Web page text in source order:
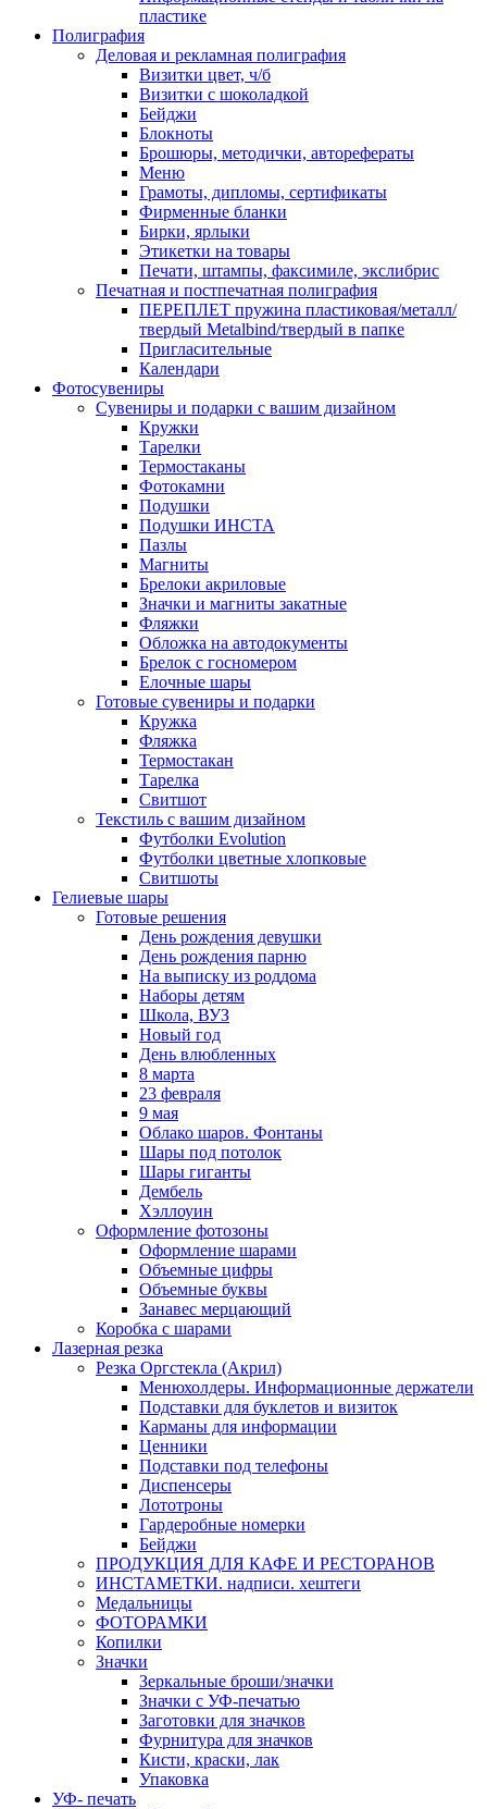
пластике
Полиграфия
Деловая и рекламная полиграфия
Визитки цвет, ч/б
Визитки с шоколадкой
Бейджи
Блокноты
Брошюры, методички, авторефераты
Меню
Грамоты, дипломы, сертификаты
Фирменные бланки
Бирки, ярлыки
Этикетки на товары
Печати, штампы, факсимиле, экслибрис
Печатная и постпечатная полиграфия
ПЕРЕПЛЕТ пружина пластиковая/металл/
твердый Metalbind/твердый в папке
Пригласительные
Календари
Фотосувениры
Сувениры и подарки с вашим дизайном
Кружки
Тарелки
Термостаканы
Фотокамни
Подушки
Подушки ИНСТА
Пазлы
Магниты
Брелоки акриловые
Значки и магниты закатные
Фляжки
Обложка на автодокументы
Брелок с госномером
Елочные шары
Готовые сувениры и подарки
Кружка
Фляжка
Термостакан
Тарелка
Свитшот
Текстиль с вашим дизайном
Футболки Evolution
Футболки цветные хлопковые
Свитшоты
Гелиевые шары
Готовые решения
День рождения девушки
День рождения парню
На выписку из роддома
Наборы детям
Школа, ВУЗ
Новый год
День влюбленных
8 марта
23 февраля
9 мая
Облако шаров. Фонтаны
Шары под потолок
Шары гиганты
Дембель
Хэллоуин
Оформление фотозоны
Оформление шарами
Объемные цифры
Объемные буквы
Занавес мерцающий
Коробка с шарами
Лазерная резка
Резка Оргстекла (Акрил)
Менюхолдеры. Информационные держатели
Подставки для буклетов и визиток
Карманы для информации
Ценники
Подставки под телефоны
Диспенсеры
Лототроны
Гардеробные номерки
Бейджи
ПРОДУКЦИЯ ДЛЯ КАФЕ И РЕСТОРАНОВ
ИНСТАМЕТКИ. надписи. хештеги
Медальницы
ФОТОРАМКИ
Копилки
Значки
Зеркальные броши/значки
Значки с УФ-печатью
Заготовки для значков
Фурнитура для значков
Кисти, краски, лак
Упаковка
УФ- печать